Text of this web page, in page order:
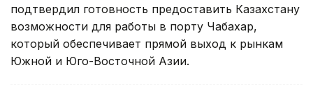
подтвердил готовность предоставить Казахстану
возможности для работы в порту Чабахар,
который обеспечивает прямой выход к рынкам
Южной и Юго-Восточной Азии.